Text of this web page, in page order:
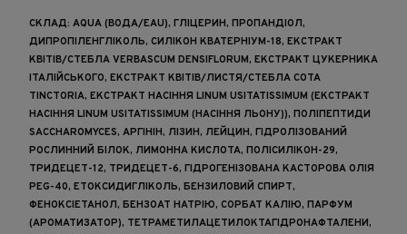
СКЛАД: AQUA (ВОДА/EAU), ГЛІЦЕРИН, ПРОПАНДІОЛ,
ДИПРОПІЛЕНГЛІКОЛЬ, СИЛІКОН КВАТЕРНІУМ-18, ЕКСТРАКТ
КВІТІВ/СТЕБЛА VERBASCUM DENSIFLORUM, ЕКСТРАКТ ЦУКЕРНИКА
ІТАЛІЙСЬКОГО, ЕКСТРАКТ КВІТІВ/ЛИСТЯ/СТЕБЛА COTA
TINCTORIA, ЕКСТРАКТ НАСІННЯ LINUM USITATISSIMUM (ЕКСТРАКТ
НАСІННЯ LINUM USITATISSIMUM (НАСІННЯ ЛЬОНУ)), ПОЛІПЕПТИДИ
SACCHAROMYCES, АРГІНІН, ЛІЗИН, ЛЕЙЦИН, ГІДРОЛІЗОВАНИЙ
РОСЛИННИЙ БІЛОК, ЛИМОННА КИСЛОТА, ПОЛІСИЛІКОН-29,
ТРИДЕЦЕТ-12, ТРИДЕЦЕТ-6, ГІДРОГЕНІЗОВАНА КАСТОРОВА ОЛІЯ
PEG-40, ЕТОКСИДИГЛІКОЛЬ, БЕНЗИЛОВИЙ СПИРТ,
ФЕНОКСІЕТАНОЛ, БЕНЗОАТ НАТРІЮ, СОРБАТ КАЛІЮ, ПАРФУМ
(АРОМАТИЗАТОР), ТЕТРАМЕТИЛАЦЕТИЛОКТАГІДРОНАФТАЛЕНИ,